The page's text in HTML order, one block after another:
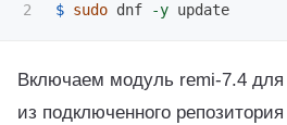
$ sudo dnf -y
Включаем модуль remi-7.4 для
из подключенного репозитория